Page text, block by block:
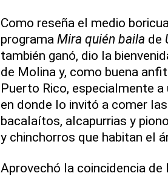
Como reseña el medio
programa Mira quién baila de
también ganó, dio la
de Molina y, como buena
Puerto Rico, especialmente
en donde lo invitó a comer
bacalaítos, alcapurrias y
y chinchorros que habitan el
Aprovechó la coincidencia